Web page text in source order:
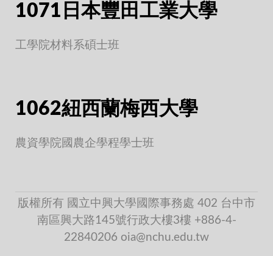
1071日本豐田工業大學
工學院材料系碩士班
1062紐西蘭梅西大學
農資學院國農企學程學士班
版權所有 國立中興大學國際事務處 402 台中市
南區興大路145號行政大樓3樓 +886-4-
22840206 oia@nchu.edu.tw